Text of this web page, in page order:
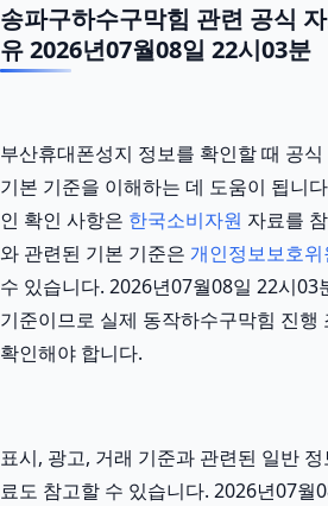
송파구하수구막힘 관련 공식
유 2026년07월08일 22시03분
부산휴대폰성지 정보를 확인할 때 공
기본 기준을 이해하는 데 도움이 됩니
인 확인 사항은 한국소비자원 자료를
와 관련된 기본 기준은 개인정보보호위
수 있습니다. 2026년07월08일 22시03
기준이므로 실제 동작하수구막힘 진행
확인해야 합니다.
표시, 광고, 거래 기준과 관련된 일반 정
료도 참고할 수 있습니다. 2026년07월